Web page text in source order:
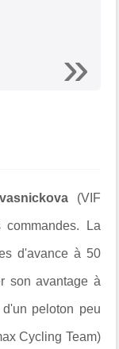
(VIF
La
d'avance à 50
son avantage à
peloton peu
Cycling Team)